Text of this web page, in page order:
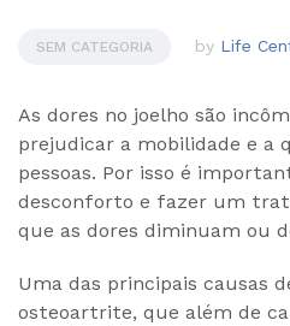
SEM CATEGORIA by Life
As dores no joelho são
prejudicar a mobilidade e a
pessoas. Por isso é
desconforto e fazer um
que as dores diminuam ou
Uma das principais causas
osteoartrite, que além de